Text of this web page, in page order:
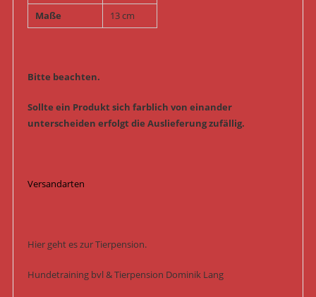
Maße
13 cm
Bitte beachten.
Sollte ein Produkt sich farblich von einander
unterscheiden erfolgt die Auslieferung zufällig.
Versandarten
Hier geht es zur Tierpension.
Hundetraining bvl & Tierpension Dominik Lang